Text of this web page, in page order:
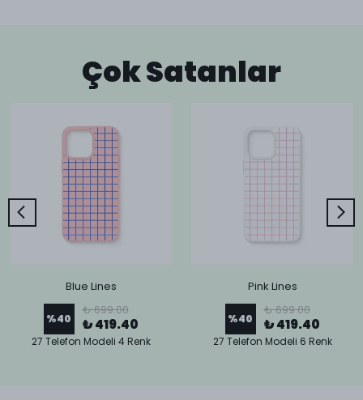
Çok Satanlar
Blue Lines
%40
₺ 699.00
₺ 419.40
27 Telefon Modeli 4 Renk
Pink Lines
%40
₺ 699.00
₺ 419.40
27 Telefon Modeli 6 Renk